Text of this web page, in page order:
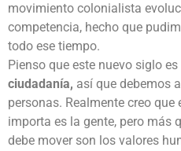
movimiento colonialista
competencia, hecho que
todo ese tiempo.
Pienso que este nuevo siglo es
ciudadanía, así que debemos
personas. Realmente creo
importa es la gente, pero más
debe mover son los valores